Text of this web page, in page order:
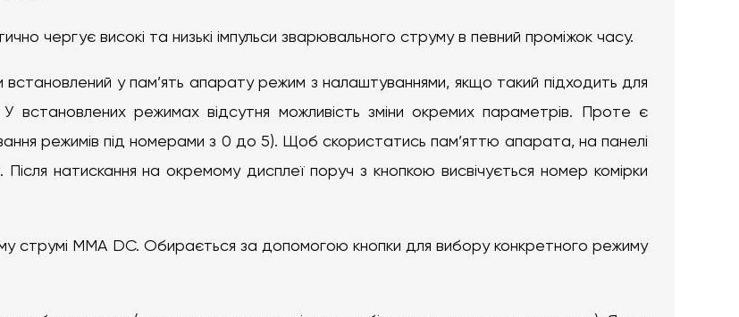
чергує високі та низькі імпульси зварювального струму в певний проміжок часу.
у пам’ять апарату режим з налаштуваннями, якщо такий підходить для
режимах відсутня можливість зміни окремих параметрів. Проте є
режимів під номерами з 0 до 5). Щоб скористатись пам’яттю апарата, на панелі
натискання на окремому дисплеї поруч з кнопкою висвічується номер комірки
струмі ММА DC. Обирається за допомогою кнопки для вибору конкретного режиму